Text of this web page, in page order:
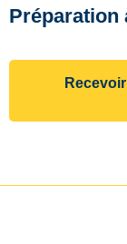
Préparation